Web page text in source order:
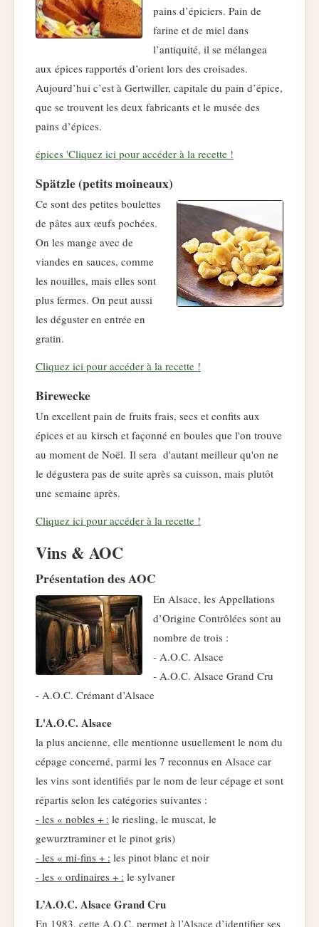
pains d’épiciers. Pain de
farine et de miel dans
l’antiquité, il se mélangea
aux épices rapportés d’orient lors des croisades.
Aujourd’hui c’est à Gertwiller, capitale du pain d’épice,
que se trouvent les deux fabricants et le musée des
pains d’épices.
épices 'Cliquez ici pour accéder à la recette !
Spätzle (petits moineaux)
Ce sont des petites boulettes
de pâtes aux œufs pochées.
On les mange avec de
viandes en sauces, comme
les nouilles, mais elles sont
plus fermes. On peut aussi
les déguster en entrée en
gratin.
Cliquez ici pour accéder à la recette !
Birewecke
Un excellent pain de fruits frais, secs et confits aux
épices et au kirsch et façonné en boules que l'on trouve
au moment de Noël. Il sera d'autant meilleur qu'on ne
le dégustera pas de suite après sa cuisson, mais plutôt
une semaine après.
Cliquez ici pour accéder à la recette !
Vins & AOC
Présentation des AOC
En Alsace, les Appellations
d’Origine Contrôlées sont au
nombre de trois :
- A.O.C. Alsace
- A.O.C. Alsace Grand Cru
- A.O.C. Crémant d’Alsace
L'A.O.C. Alsace
la plus ancienne, elle mentionne usuellement le nom du
cépage concerné, parmi les 7 reconnus en Alsace car
les vins sont identifiés par le nom de leur cépage et sont
répartis selon les catégories suivantes :
- les « nobles + : le riesling, le muscat, le
gewurztraminer et le pinot gris)
- les « mi-fins + : les pinot blanc et noir
- les « ordinaires + : le sylvaner
L’A.O.C. Alsace Grand Cru
En 1983, cette A.O.C. permet à l’Alsace d’identifier ses